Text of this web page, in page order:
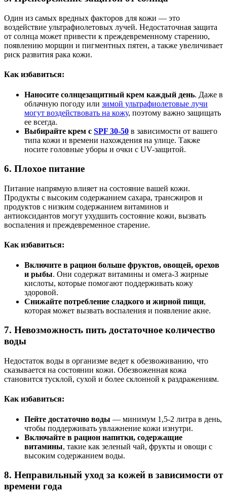
Один из самых вредных факторов для кожи — это
воздействие ультрафиолетовых лучей. Недостаточная защита
от солнца может привести к преждевременному старению,
появлению морщин и пигментных пятен, а также увеличивает
риск развития рака кожи.
Как избавиться:
Наносите солнцезащитный крем каждый день. Даже в
облачную погоду или зимой ультрафиолетовые лучи
могут воздействовать на кожу, поэтому важно защищать
ее всегда.
Выбирайте крем с SPF 30-50 в зависимости от вашего
типа кожи и времени нахождения на улице. Также
носите головные уборы и очки с UV-защитой.
6. Плохое питание
Питание напрямую влияет на состояние вашей кожи.
Продукты с высоким содержанием сахара, трансжиров и
продуктов с низким содержанием витаминов и
антиоксидантов могут ухудшить состояние кожи, вызвать
воспаления и преждевременное старение.
Как избавиться:
Включите в рацион больше фруктов, овощей, орехов
и рыбы. Они содержат витамины и омега-3 жирные
кислоты, которые помогают поддерживать кожу
здоровой.
Снижайте потребление сладкого и жирной пищи,
которая может вызвать воспаления и появление акне.
7. Невозможность пить достаточное количество
воды
Недостаток воды в организме ведет к обезвоживанию, что
сказывается на состоянии кожи. Обезвоженная кожа
становится тусклой, сухой и более склонной к раздражениям.
Как избавиться:
Пейте достаточно воды — минимум 1,5-2 литра в день,
чтобы поддерживать увлажнение кожи изнутри.
Включайте в рацион напитки, содержащие
витамины, такие как зеленый чай, фрукты и овощи с
высоким содержанием воды.
8. Неправильный уход за кожей в зависимости от
времени года